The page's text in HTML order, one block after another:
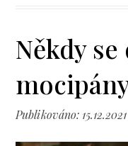
Někdy
Publikováno: 15.12.2021